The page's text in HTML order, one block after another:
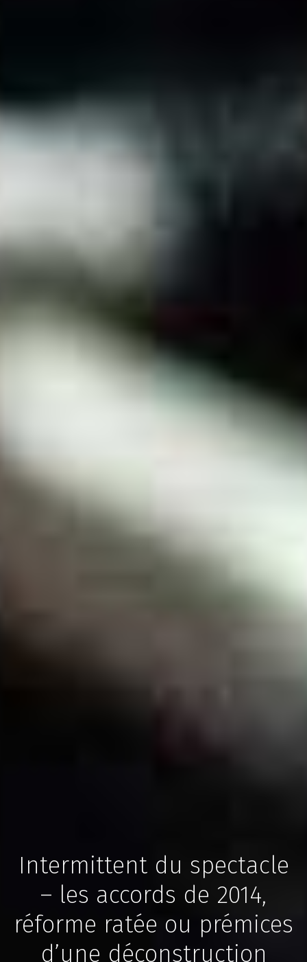
Intermittent du spectacle
– les accords de 2014,
réforme ratée ou prémices
d’une déconstruction